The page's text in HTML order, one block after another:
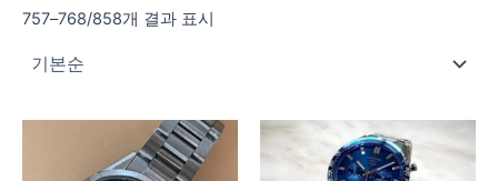
757–768/858개 결과 표시